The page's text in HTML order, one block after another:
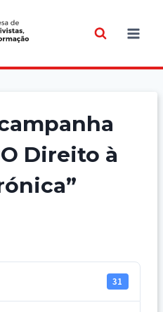
Direito à
31